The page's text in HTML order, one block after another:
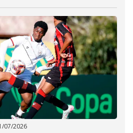
07/2026